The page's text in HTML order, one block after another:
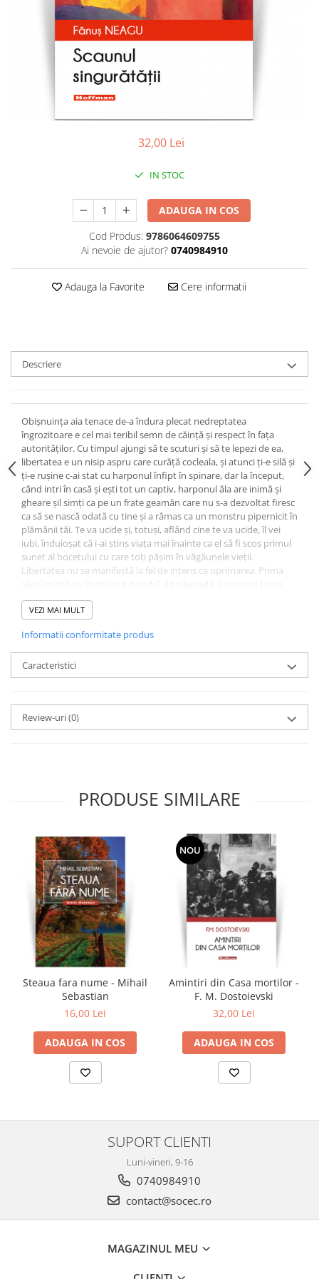
Contemporana
Publicistica, Reportaje, Interviuri
Sociologie si filozofie
32,00 Lei
IN STOC
ADAUGA IN COS
Cod Produs: 9786064609755
Ai nevoie de ajutor? 0740984910
Adauga la Favorite Cere informatii
Descriere
Obişnuinţa aia tenace de-a îndura plecat nedreptatea
îngrozitoare e cel mai teribil semn de căinţă şi respect în faţa
autorităţilor. Cu timpul ajungi să te scuturi şi să te lepezi de ea,
libertatea e un nisip aspru care curăţă cocleala, şi­ atunci ţi-e silă şi
ţi-e ruşine c-ai stat cu harponul înfipt în spinare, dar la început,
când intri în casă şi eşti tot un captiv, harponul ăla are inimă şi
gheare şi­l simţi ca pe un frate geamăn care nu s-a dezvoltat firesc
ca să se nască odată cu tine şi a rămas ca un monstru pipernicit în
plămânii tăi. Te va ucide şi, totuşi, aflând cine te va ucide, îl vei
iubi, înduioşat că i-ai stins viaţa mai înainte ca el să fi scos primul
sunet al bocetului cu care toţi păşim în văgăunele vieţii.
Libertatea nu se manifestă la fel de intens ca oprimarea. Prima
şapte zile ca un om care s-­ar fi născut la vârsta de 30, de 40 sau de
50 de ani.
VEZI MAI MULT
Informatii conformitate produs
Caracteristici
Review-uri(0)
PRODUSE SIMILARE
Steaua fara nume - Mihail
Sebastian
16,00 Lei
ADAUGA IN COS
NOU
Amintiri din Casa mortilor -
F. M. Dostoievski
32,00 Lei
ADAUGA IN COS
SUPORT CLIENTI
Luni-vineri, 9-16
0740984910
contact@socec.ro
MAGAZINUL MEU